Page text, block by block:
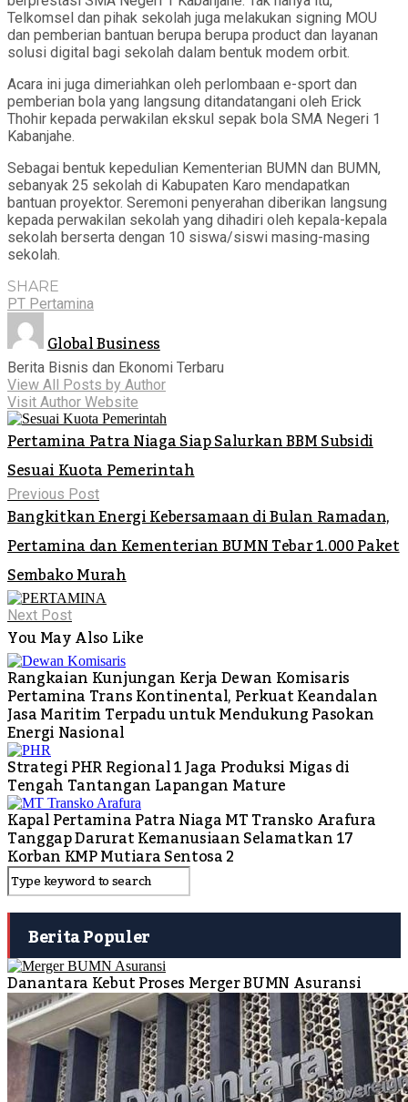
Telkomsel dan pihak sekolah juga melakukan signing MOU
dan pemberian bantuan berupa berupa product dan layanan
solusi digital bagi sekolah dalam bentuk modem orbit.
Acara ini juga dimeriahkan oleh perlombaan e-sport dan
pemberian bola yang langsung ditandatangani oleh Erick
Thohir kepada perwakilan ekskul sepak bola SMA Negeri 1
Kabanjahe.
Sebagai bentuk kepedulian Kementerian BUMN dan BUMN,
sebanyak 25 sekolah di Kabupaten Karo mendapatkan
bantuan proyektor. Seremoni penyerahan diberikan langsung
kepada perwakilan sekolah yang dihadiri oleh kepala-kepala
sekolah berserta dengan 10 siswa/siswi masing-masing
sekolah.
SHARE
PT Pertamina
Global Business
Berita Bisnis dan Ekonomi Terbaru
View All Posts by Author
Visit Author Website
Pertamina Patra Niaga Siap Salurkan BBM Subsidi
Sesuai Kuota Pemerintah
Previous Post
Bangkitkan Energi Kebersamaan di Bulan Ramadan,
Pertamina dan Kementerian BUMN Tebar 1.000 Paket
Sembako Murah
Next Post
You May Also Like
Rangkaian Kunjungan Kerja Dewan Komisaris
Pertamina Trans Kontinental, Perkuat Keandalan
Jasa Maritim Terpadu untuk Mendukung Pasokan
Energi Nasional
Strategi PHR Regional 1 Jaga Produksi Migas di
Tengah Tantangan Lapangan Mature
Kapal Pertamina Patra Niaga MT Transko Arafura
Tanggap Darurat Kemanusiaan Selamatkan 17
Korban KMP Mutiara Sentosa 2
Berita Populer
Danantara Kebut Proses Merger BUMN Asuransi